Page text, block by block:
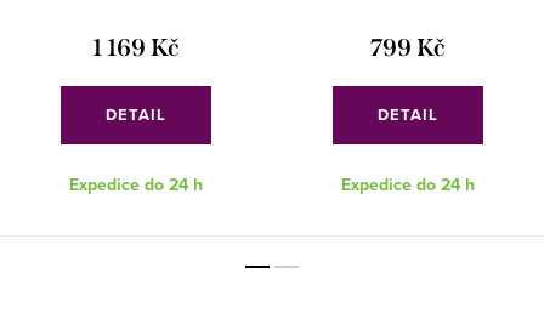
1 169 Kč
DETAIL
Expedice do 24 h
799 Kč
DETAIL
Expedice do 24 h